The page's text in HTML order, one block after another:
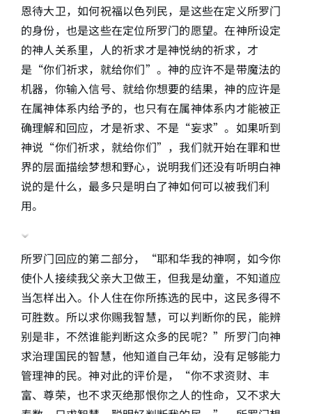
恩待大卫，如何祝福以色列民，是这些在定义所罗门
的身份，也是这些在定位所罗门的愿望。在神所设定
的神人关系里，人的祈求才是神悦纳的祈求，才
是“你们祈求，就给你们”。神的应许不是带魔法的
机器，你输入信号、就给你想要的结果，神的应许是
在属神体系内给予的，也只有在属神体系内才能被正
确理解和回应，才是祈求、不是“妄求”。如果听到
神说“你们祈求，就给你们”，我们就开始在罪和世
界的层面描绘梦想和野心，说明我们还没有听明白神
说的是什么，最多只是明白了神如何可以被我们利
用。
所罗门回应的第二部分，“耶和华我的神啊，如今你
使仆人接续我父亲大卫做王，但我是幼童，不知道应
当怎样出入。仆人住在你所拣选的民中，这民多得不
可胜数。所以求你赐我智慧，可以判断你的民，能辨
别是非，不然谁能判断这众多的民呢？”所罗门向神
求治理国民的智慧，他知道自己年幼，没有足够能力
管理神的民。神对此的评价是，“你不求资财、丰
富、尊荣，也不求灭绝那恨你之人的性命，又不求大